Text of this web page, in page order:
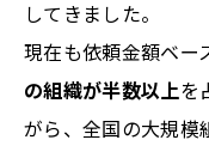
してきました。
現在も依頼金額ベー
の組織が半数以上を
がら、全国の大規模